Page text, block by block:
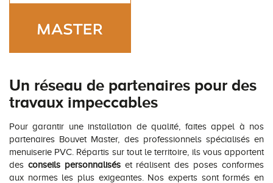
Un réseau de partenaires pour des
travaux impeccables
Pour garantir une installation de qualité, faites appel à nos
partenaires Bouvet Master, des professionnels spécialisés en
menuiserie PVC. Répartis sur tout le territoire, ils vous apportent
des conseils personnaliséset réalisent des poses conformes
aux normes les plus exigeantes. Nos experts sont formés en